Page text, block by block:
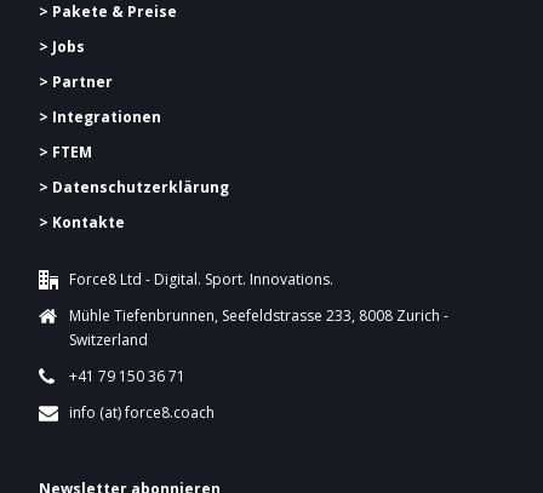
> Pakete & Preise
> Jobs
> Partner
> Integrationen
> FTEM
> Datenschutzerklärung
> Kontakte
Force8 Ltd - Digital. Sport. Innovations.
Mühle Tiefenbrunnen, Seefeldstrasse 233, 8008 Zurich -
Switzerland
+41 79 150 36 71
info (at) force8.coach